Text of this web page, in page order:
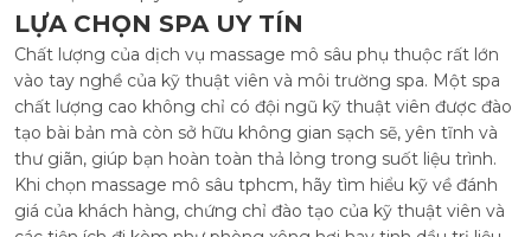
LỰA CHỌN SPA UY TÍN
Chất lượng của dịch vụ massage mô sâu phụ thuộc rất lớn
vào tay nghề của kỹ thuật viên và môi trường spa. Một spa
chất lượng cao không chỉ có đội ngũ kỹ thuật viên được đào
tạo bài bản mà còn sở hữu không gian sạch sẽ, yên tĩnh và
thư giãn, giúp bạn hoàn toàn thả lỏng trong suốt liệu trình.
Khi chọn massage mô sâu tphcm, hãy tìm hiểu kỹ về đánh
giá của khách hàng, chứng chỉ đào tạo của kỹ thuật viên và